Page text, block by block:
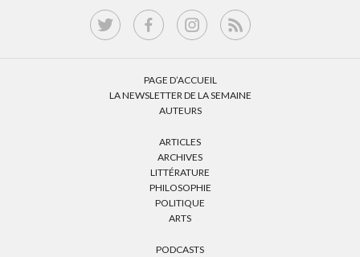
PAGE D’ACCUEIL
LA NEWSLETTER DE LA SEMAINE
AUTEURS
ARTICLES
ARCHIVES
LITTÉRATURE
PHILOSOPHIE
POLITIQUE
ARTS
PODCASTS